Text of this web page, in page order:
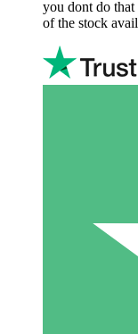
you dont do
of the stock